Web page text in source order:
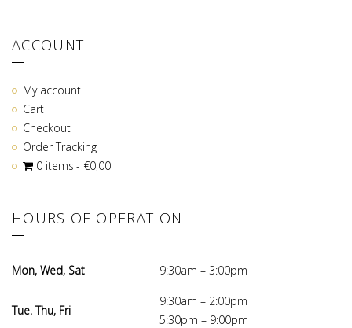
ACCOUNT
My account
Cart
Checkout
Order Tracking
0 items
€0,00
HOURS OF OPERATION
Mon, Wed, Sat 9:30am – 3:00pm
Tue. Thu, Fri
9:30am – 2:00pm
5:30pm – 9:00pm